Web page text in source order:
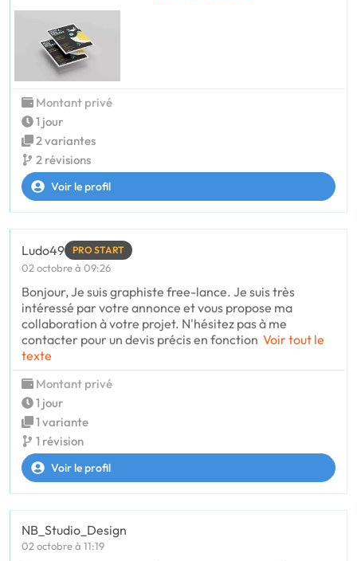
Montant privé
1 jour
2 variantes
2 révisions
Voir le profil
Ludo49 PRO START
02 octobre à 09:26
Bonjour, Je suis graphiste free-lance. Je suis très
intéressé par votre annonce et vous propose ma
collaboration à votre projet. N'hésitez pas à me
contacter pour un devis précis en fonction Voir tout le
texte
Montant privé
1 jour
1 variante
1 révision
Voir le profil
NB_Studio_Design
02 octobre à 11:19